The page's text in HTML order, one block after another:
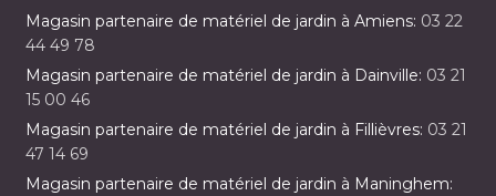
Magasin partenaire de matériel de jardin à Amiens: 03 22
44 49 78
Magasin partenaire de matériel de jardin à Dainville: 03 21
15 00 46
Magasin partenaire de matériel de jardin à Fillièvres: 03 21
47 14 69
Magasin partenaire de matériel de jardin à Maninghem: